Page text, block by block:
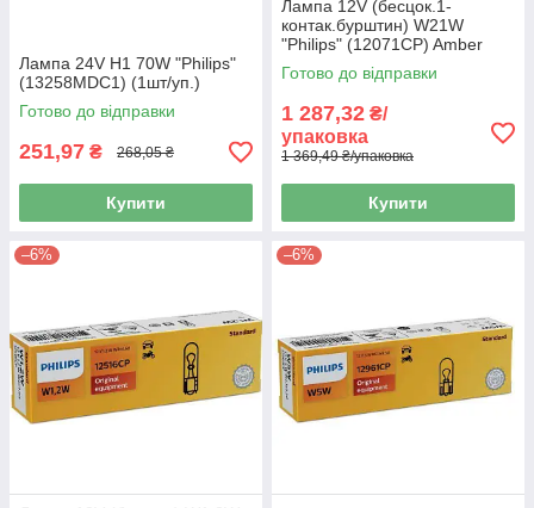
Лампа 24V H1 70W "Philips"
(13258MDC1) (1шт/уп.)
Готово до відправки
251,97 ₴ 268,05 ₴
Купити
Лампа 12V (бесцок.1-
контак.бурштин) W21W
"Philips" (12071CP) Amber
(уп.10шт)
Готово до відправки
1 287,32 ₴/
упаковка
1 369,49 ₴/упаковка
Купити
–6% –6%